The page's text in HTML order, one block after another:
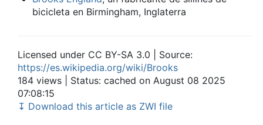
bicicleta en Birmingham, Inglaterra
Licensed under CC BY-SA 3.0 | Source:
https://es.wikipedia.org/wiki/Brooks
184 views | Status: cached on August 08 2025
07:08:15
↧ Download this article as ZWI file